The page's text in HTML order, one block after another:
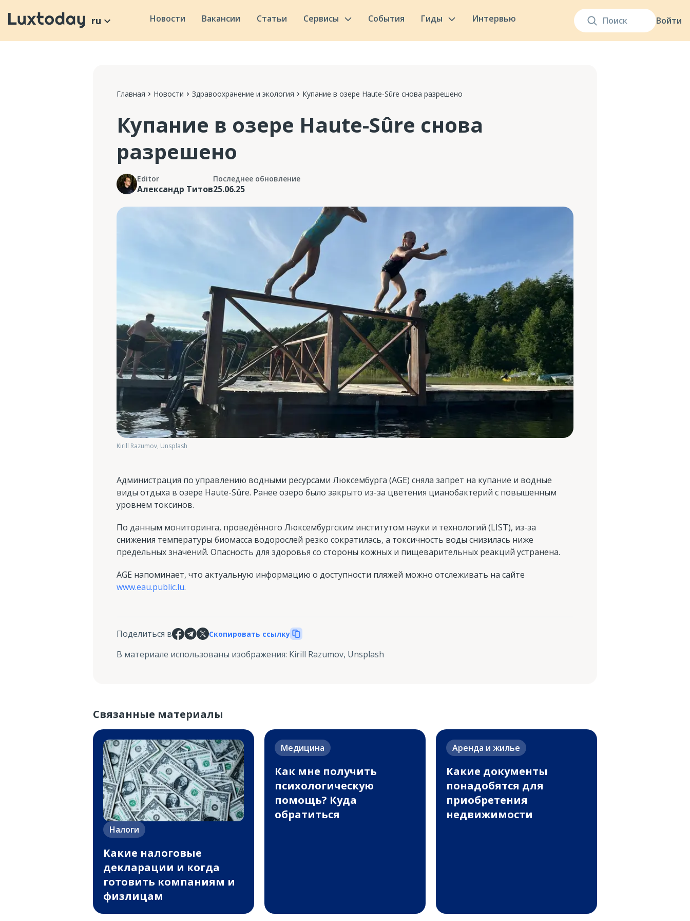
Войти
ru Новости Вакансии Статьи Сервисы События Гиды Интервью
Главная Новости Здравоохранение и экология Купание в озере Haute-Sûre снова разрешено
Купание в озере Haute-Sûre снова
разрешено
Editor
Александр Титов
Последнее обновление
25.06.25
Kirill Razumov, Unsplash
Администрация по управлению водными ресурсами Люксембурга (AGE) сняла запрет на купание и водные
виды отдыха в озере Haute-Sûre. Ранее озеро было закрыто из-за цветения цианобактерий с повышенным
уровнем токсинов.
По данным мониторинга, проведённого Люксембургским институтом науки и технологий (LIST), из-за
снижения температуры биомасса водорослей резко сократилась, а токсичность воды снизилась ниже
предельных значений. Опасность для здоровья со стороны кожных и пищеварительных реакций устранена.
AGE напоминает, что актуальную информацию о доступности пляжей можно отслеживать на сайте
www.eau.public.lu.
Поделиться в Скопировать ссылку
В материале использованы изображения: Kirill Razumov, Unsplash
Связанные материалы
Налоги
Какие налоговые
декларации и когда
готовить компаниям и
физлицам
Медицина
Как мне получить
психологическую
помощь? Куда
обратиться
Аренда и жилье
Какие документы
понадобятся для
приобретения
недвижимости